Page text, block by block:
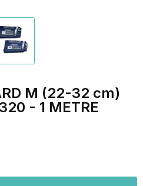
M (22-32 cm)
- 1 METRE